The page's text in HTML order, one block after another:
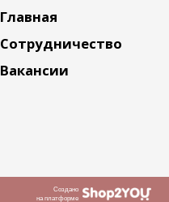
Главная
Сотрудничество
Вакансии
Создано
на платформе